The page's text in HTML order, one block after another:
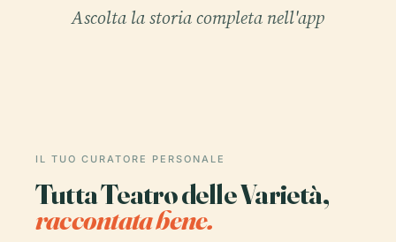
Ascolta la storia completa nell'app
IL TUO CURATORE PERSONALE
Tutta Teatro delle Varietà,
raccontata bene.